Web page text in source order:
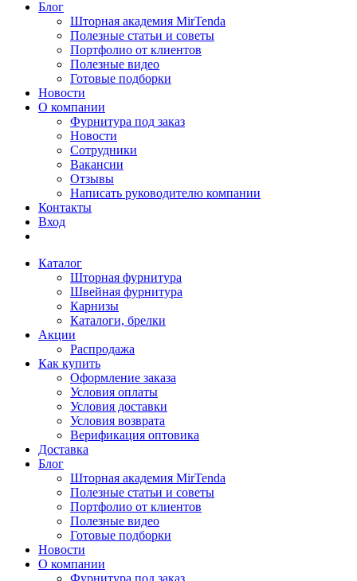
Блог
Шторная академия MirTenda
Полезные статьи и советы
Портфолио от клиентов
Полезные видео
Готовые подборки
Новости
О компании
Фурнитура под заказ
Новости
Сотрудники
Вакансии
Отзывы
Написать руководителю компании
Контакты
Вход
Каталог
Шторная фурнитура
Швейная фурнитура
Карнизы
Каталоги, брелки
Акции
Распродажа
Как купить
Оформление заказа
Условия оплаты
Условия доставки
Условия возврата
Верификация оптовика
Доставка
Блог
Шторная академия MirTenda
Полезные статьи и советы
Портфолио от клиентов
Полезные видео
Готовые подборки
Новости
О компании
Фурнитура под заказ